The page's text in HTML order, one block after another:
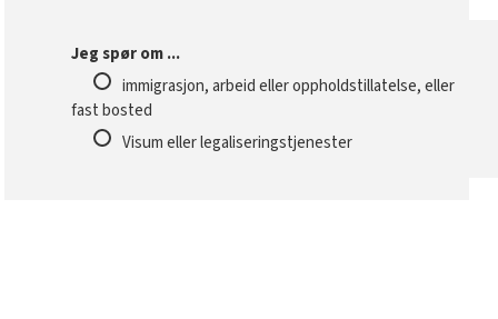
Jeg spør om ...
immigrasjon, arbeid eller oppholdstillatelse, eller
fast bosted
Visum eller legaliseringstjenester